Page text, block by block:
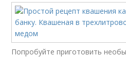
Морковь на зиму
Попробуйте приготовить